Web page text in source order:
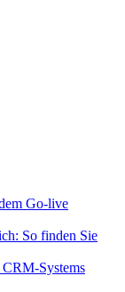
Go-live
So finden Sie
Systems